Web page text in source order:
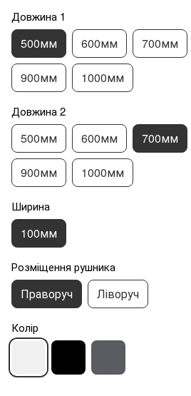
Довжина 1
500мм 600мм 700мм
900мм 1000мм
Довжина 2
500мм 600мм 700мм
900мм 1000мм
Ширина
100мм
Розміщення рушника
Праворуч Ліворуч
Колір